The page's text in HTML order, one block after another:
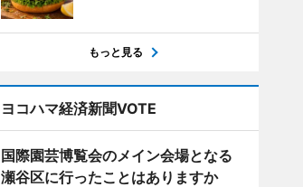
もっと見る
ヨコハマ経済新聞VOTE
国際園芸博覧会のメイン会場となる
瀬谷区に行ったことはありますか